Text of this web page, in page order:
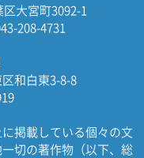
大宮町3092-1
208-4731
和白東3-8-8
掲載している個々の文
切の著作物（以下、総